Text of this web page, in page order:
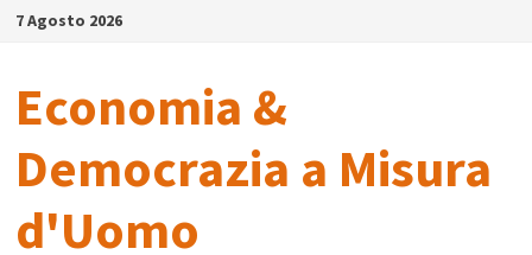
Skip7 Agosto 2026
Economia &
Democrazia a Misura
d'Uomo